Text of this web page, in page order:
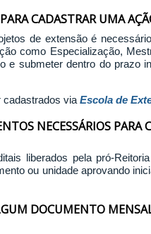
CADASTRAR UMA
de extensão é
como Especialização,
e submeter dentro do prazo
cadastrados viaEscola de
NECESSÁRIOS PARA
liberados pela pró-
ou unidade aprovando
DOCUMENTO